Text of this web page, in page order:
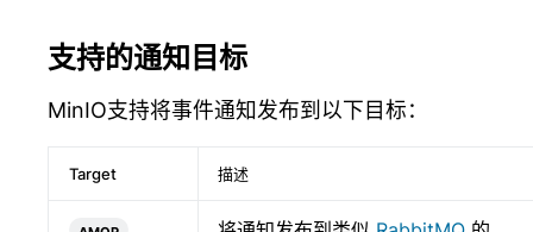
支持的通知目标
MinIO支持将事件通知发布到以下目标：
Target 描述